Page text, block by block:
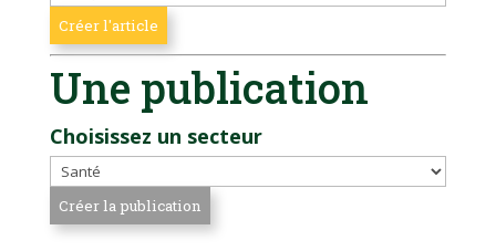
Une publication
Choisissez un secteur